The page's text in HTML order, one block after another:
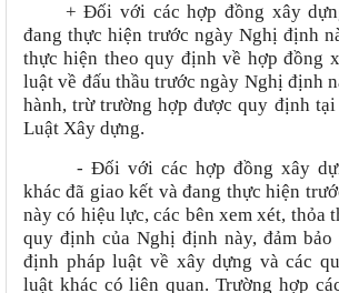
+ Đối với các hợp đồng xây
đang thực hiện trước ngày Nghị định
thực hiện theo quy định về hợp đồng
luật về đấu thầu trước ngày Nghị định
hành, trừ trường hợp được quy định
Luật Xây dựng.
- Đối với các hợp đồng xây
khác đã giao kết và đang thực hiện
này có hiệu lực, các bên xem xét, thỏa
quy định của Nghị định này, đảm
định pháp luật về xây dựng và các
luật khác có liên quan. Trường hợp